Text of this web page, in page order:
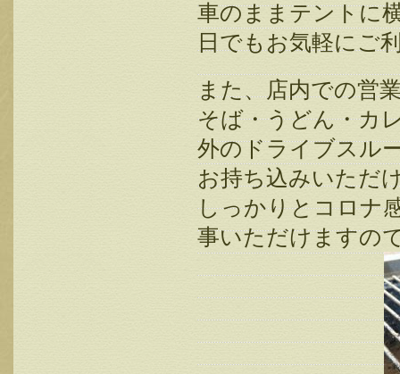
車のままテントに
日でもお気軽にご
また、店内での営
そば・うどん・カ
外のドライブスル
お持ち込みいただ
しっかりとコロナ
事いただけますの